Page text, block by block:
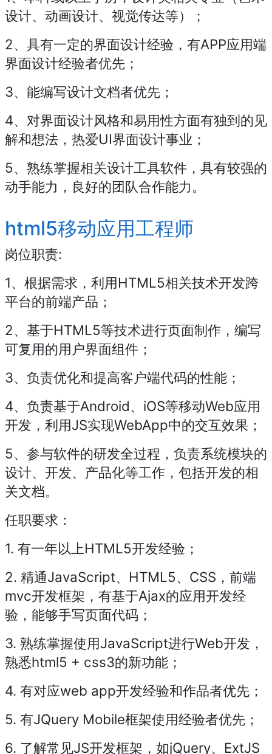
设计、动画设计、视觉传达等）；
2、具有一定的界面设计经验，有APP应用端
界面设计经验者优先；
3、能编写设计文档者优先；
4、对界面设计风格和易用性方面有独到的见
解和想法，热爱UI界面设计事业；
5、熟练掌握相关设计工具软件，具有较强的
动手能力，良好的团队合作能力。
html5移动应用工程师
岗位职责:
1、根据需求，利用HTML5相关技术开发跨
平台的前端产品；
2、基于HTML5等技术进行页面制作，编写
可复用的用户界面组件；
3、负责优化和提高客户端代码的性能；
4、负责基于Android、iOS等移动Web应用
开发，利用JS实现WebApp中的交互效果；
5、参与软件的研发全过程，负责系统模块的
设计、开发、产品化等工作，包括开发的相
关文档。
任职要求：
1. 有一年以上HTML5开发经验；
2. 精通JavaScript、HTML5、CSS，前端
mvc开发框架，有基于Ajax的应用开发经
验，能够手写页面代码；
3. 熟练掌握使用JavaScript进行Web开发，
熟悉html5 + css3的新功能；
4. 有对应web app开发经验和作品者优先；
5. 有JQuery Mobile框架使用经验者优先；
6. 了解常见JS开发框架，如jQuery、ExtJS